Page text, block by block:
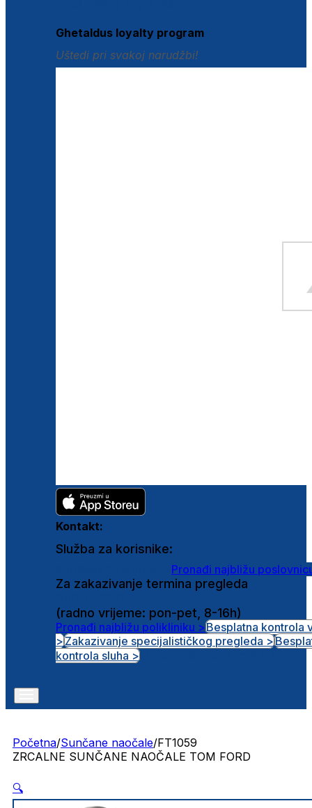
Ghetaldus loyalty program
Uštedi pri svakoj narudžbi!
Kontakt:
Služba za korisnike:
Pronađi najbližu
Za zakazivanje termina pregleda
(radno vrijeme: pon-pet, 8-16h)
Pronađi najbližu polikliniku >Besplatna kontrola
>Zakazivanje specijalističkog pregleda >
kontrola sluha >
Početna/Sunčane naočale/FT1059
ZRCALNE SUNČANE NAOČALE TOM FORD
🔍